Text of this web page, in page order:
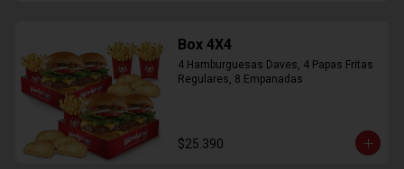
Box 4X4
4 Hamburguesas Daves, 4 Papas Fritas
Regulares, 8 Empanadas
$25.390